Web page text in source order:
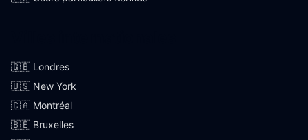
🇬🇧 Londres
🇺🇸 New York
🇨🇦 Montréal
🇧🇪 Bruxelles